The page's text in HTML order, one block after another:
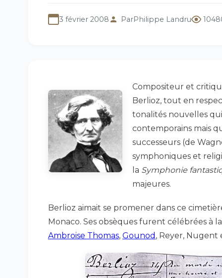
3 février 2008 ParPhilippe Landru
Compositeur et
Berlioz, tout en
tonalités nouvelles
contemporains mais
successeurs (de
symphoniques et
la Symphonie
majeures.
Berlioz aimait se promener dans ce
Monaco. Ses obsèques furent célébrées à
Ambroise Thomas, Gounod , Reyer, Nugent